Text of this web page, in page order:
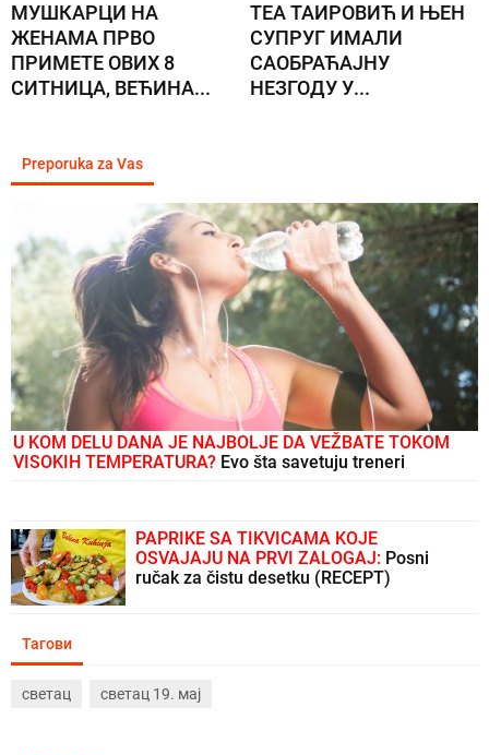
МУШКАРЦИ НА
ЖЕНАМА ПРВО
ПРИМЕТЕ ОВИХ 8
СИТНИЦА, ВЕЋИНА...
ТЕА ТАИРОВИЋ И ЊЕН
СУПРУГ ИМАЛИ
САОБРАЋАЈНУ
НЕЗГОДУ У...
Preporuka za Vas
U KOM DELU DANA JE NAJBOLJE DA VEŽBATE TOKOM
VISOKIH TEMPERATURA? Evo šta savetuju treneri
PAPRIKE SA TIKVICAMA KOJE
OSVAJAJU NA PRVI ZALOGAJ: Posni
ručak za čistu desetku (RECEPT)
Тагови
светац светац 19. мај